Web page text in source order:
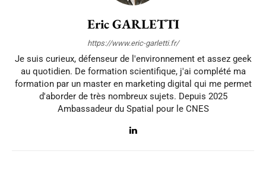
Eric GARLETTI
https://www.eric-garletti.fr/
Je suis curieux, défenseur de l'environnement et assez geek
au quotidien. De formation scientifique, j'ai complété ma
formation par un master en marketing digital qui me permet
d'aborder de très nombreux sujets. Depuis 2025
Ambassadeur du Spatial pour le CNES